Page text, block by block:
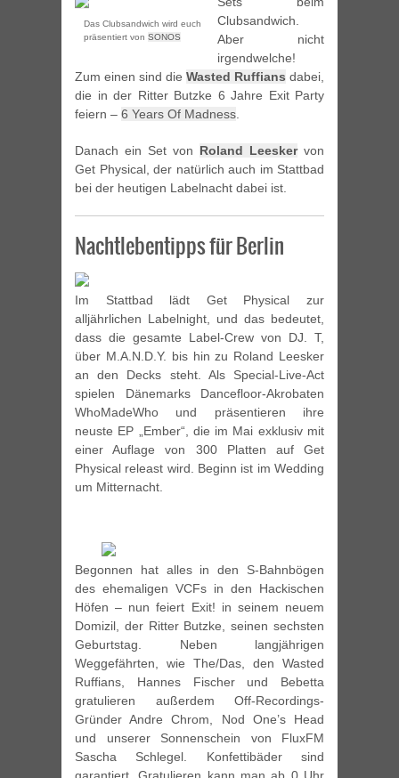
Das Clubsandwich wird euch
präsentiert von SONOS
Clubsandwich.
Aber nicht
irgendwelche!
Zum einen sind die Wasted Ruffians dabei,
die in der Ritter Butzke 6 Jahre Exit Party
feiern – 6 Years Of Madness.
Danach ein Set von Roland Leeskervon
Get Physical, der natürlich auch im Stattbad
bei der heutigen Labelnacht dabei ist.
Nachtlebentipps für Berlin
Im Stattbad lädt Get Physical zur
alljährlichen Labelnight, und das bedeutet,
dass die gesamte Label-Crew von DJ. T,
über M.A.N.D.Y. bis hin zu Roland Leesker
an den Decks steht. Als Special-Live-Act
spielen Dänemarks Dancefloor-Akrobaten
WhoMadeWho und präsentieren ihre
neuste EP „Ember“, die im Mai exklusiv mit
einer Auflage von 300 Platten auf Get
Physical releast wird. Beginn ist im Wedding
um Mitternacht.
Begonnen hat alles in den S-Bahnbögen
des ehemaligen VCFs in den Hackischen
Höfen – nun feiert Exit! in seinem neuem
Domizil, der Ritter Butzke, seinen sechsten
Geburtstag. Neben langjährigen
Weggefährten, wie The/Das, den Wasted
Ruffians, Hannes Fischer und Bebetta
gratulieren außerdem Off-Recordings-
Gründer Andre Chrom, Nod One’s Head
und unserer Sonnenschein von FluxFM
Sascha Schlegel. Konfettibäder sind